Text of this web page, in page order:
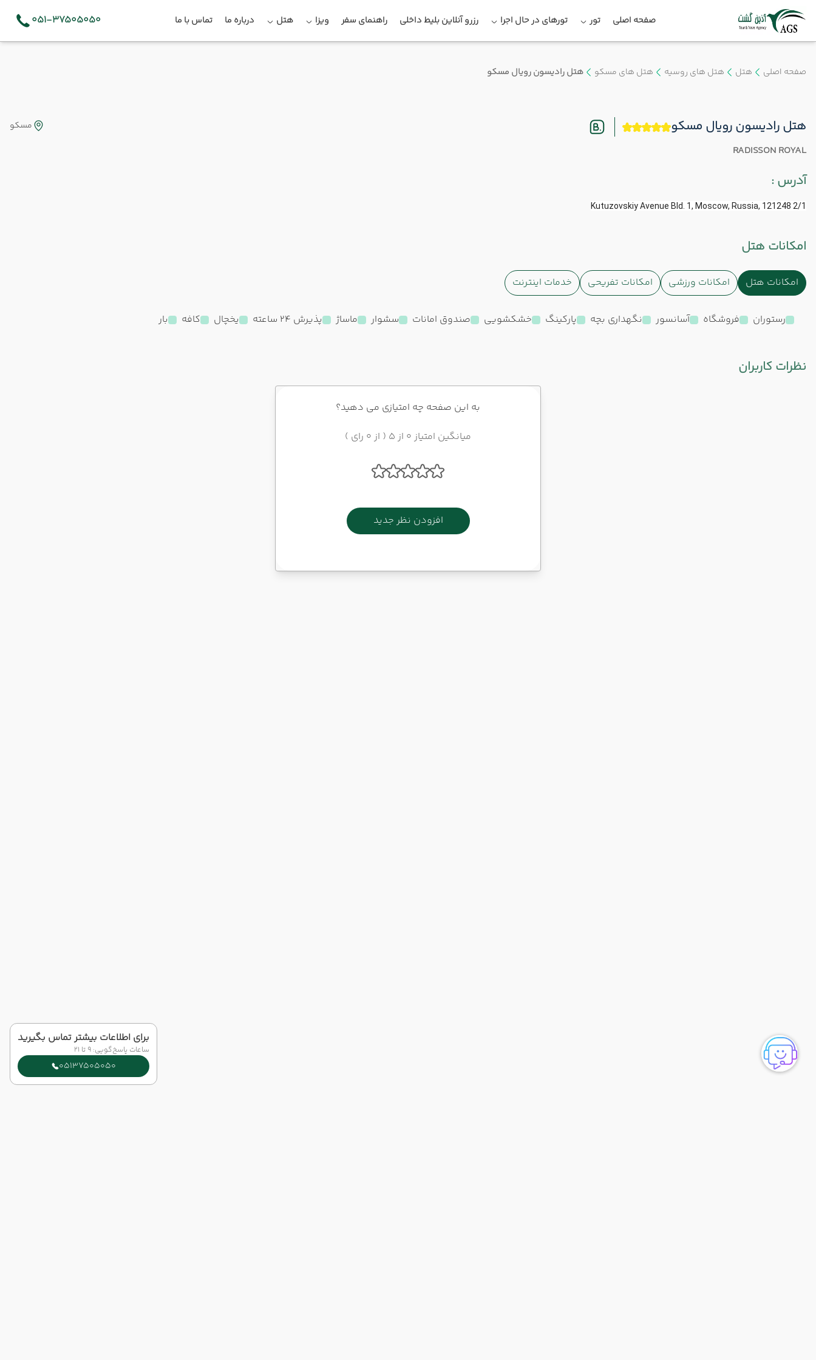
صفحه اصلی تور تورهای در حال اجرا رزرو آنلاین بلیط داخلی راهنمای سفر ویزا هتل درباره ما تماس با ما 051-37505050
صفحه اصلی هتل هتل های روسیه هتل های مسکو هتل رادیسون رویال مسکو
هتل رادیسون رویال مسکو
RADISSON ROYAL
مسکو
آدرس :
2/1 Kutuzovskiy Avenue Bld. 1, Moscow, Russia, 121248
امکانات هتل
امکانات هتل امکانات ورزشی امکانات تفریحی خدمات اینترنت
رستوران فروشگاه آسانسور نگهداری بچه پارکینگ خشکشویی صندوق امانات سشوار ماساژ پذیرش 24 ساعته یخچال کافه بار
نظرات کاربران
به این صفحه چه امتیازی می دهید؟
میانگین امتیاز 0 از 5 ( از 0 رای )
افزودن نظر جدید
برای اطلاعات بیشتر تماس بگیرید
ساعات پاسخ‌گویی: 9 تا 21
05137505050